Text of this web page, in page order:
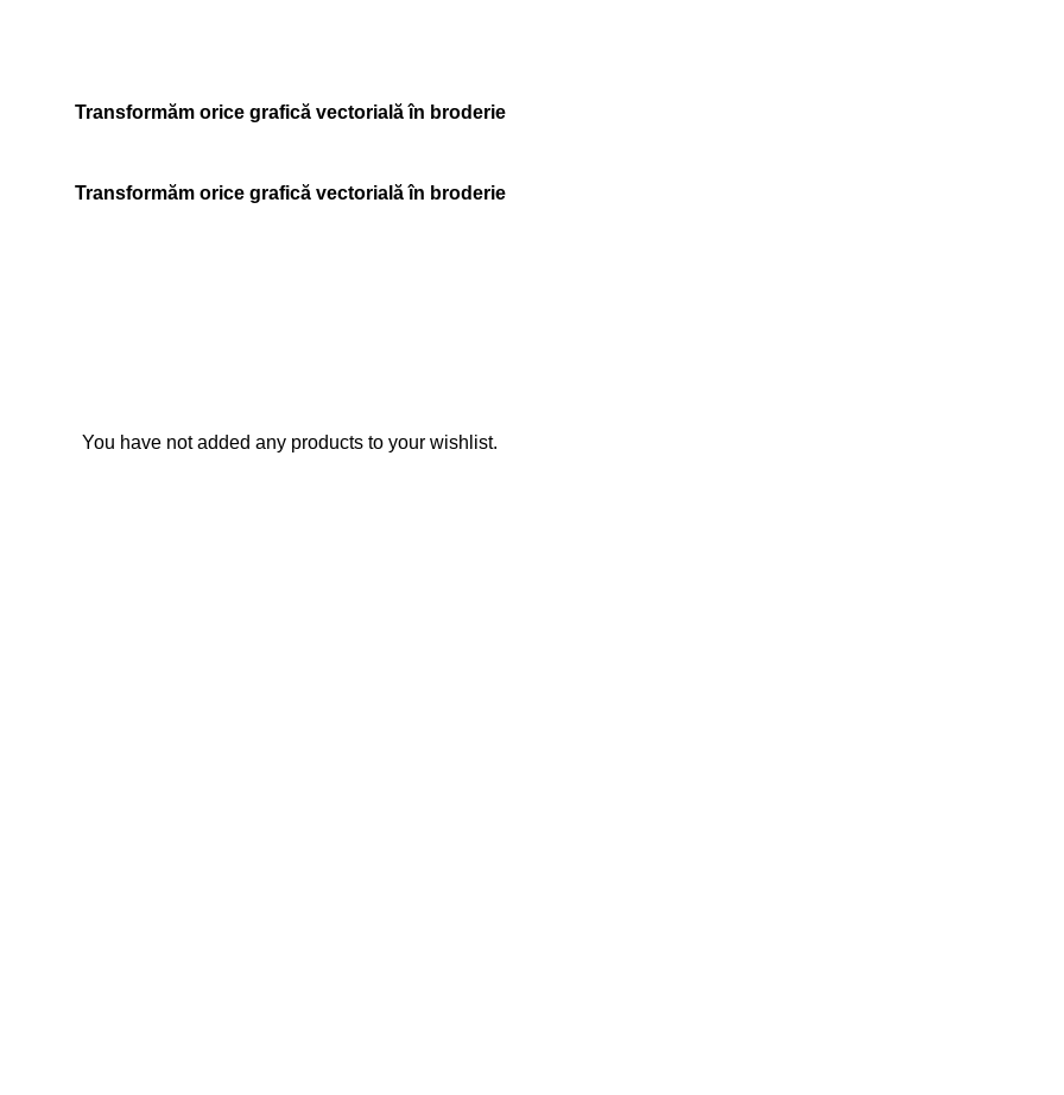
Transformăm orice grafică vectorială în broderie
Transformăm orice grafică vectorială în broderie
You have not added any products to your wishlist.